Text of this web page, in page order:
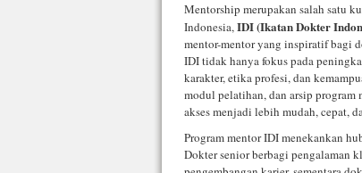
Mentorship merupakan salah satu
Indonesia,IDI (Ikatan Dokter
mentor-mentor yang inspiratif bagi
IDI tidak hanya fokus pada
karakter, etika profesi, dan
modul pelatihan, dan arsip
akses menjadi lebih mudah, cepat,
Program mentor IDI menekankan
Dokter senior berbagi pengalaman